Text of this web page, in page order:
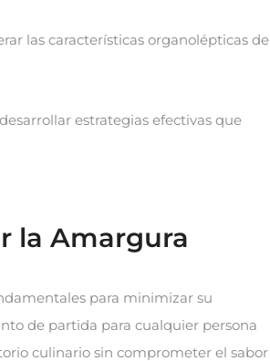
las características organolépticas de
estrategias efectivas que
la Amargura
para minimizar su
de partida para cualquier persona
culinario sin comprometer el sabor